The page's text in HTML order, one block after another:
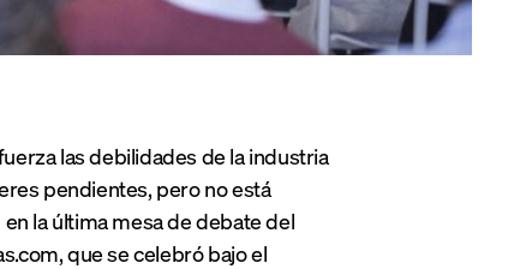
las debilidades de la industria
pendientes, pero no está
la última mesa de debate del
que se celebró bajo el